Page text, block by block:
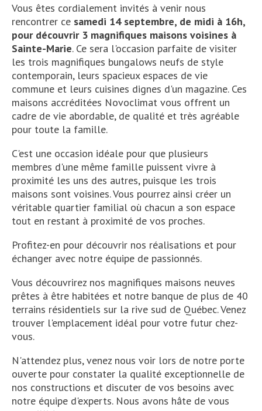
Vous êtes cordialement invités à venir nous
rencontrer ce samedi 14 septembre, de midi à 16h,
pour découvrir 3 magnifiques maisons voisines à
Sainte-Marie. Ce sera l'occasion parfaite de visiter
les trois magnifiques bungalows neufs de style
contemporain, leurs spacieux espaces de vie
commune et leurs cuisines dignes d'un magazine. Ces
maisons accréditées Novoclimat vous offrent un
cadre de vie abordable, de qualité et très agréable
pour toute la famille.
C'est une occasion idéale pour que plusieurs
membres d'une même famille puissent vivre à
proximité les uns des autres, puisque les trois
maisons sont voisines. Vous pourrez ainsi créer un
véritable quartier familial où chacun a son espace
tout en restant à proximité de vos proches.
Profitez-en pour découvrir nos réalisations et pour
échanger avec notre équipe de passionnés.
Vous découvrirez nos magnifiques maisons neuves
prêtes à être habitées et notre banque de plus de 40
terrains résidentiels sur la rive sud de Québec. Venez
trouver l'emplacement idéal pour votre futur chez-
vous.
N'attendez plus, venez nous voir lors de notre porte
ouverte pour constater la qualité exceptionnelle de
nos constructions et discuter de vos besoins avec
notre équipe d'experts. Nous avons hâte de vous